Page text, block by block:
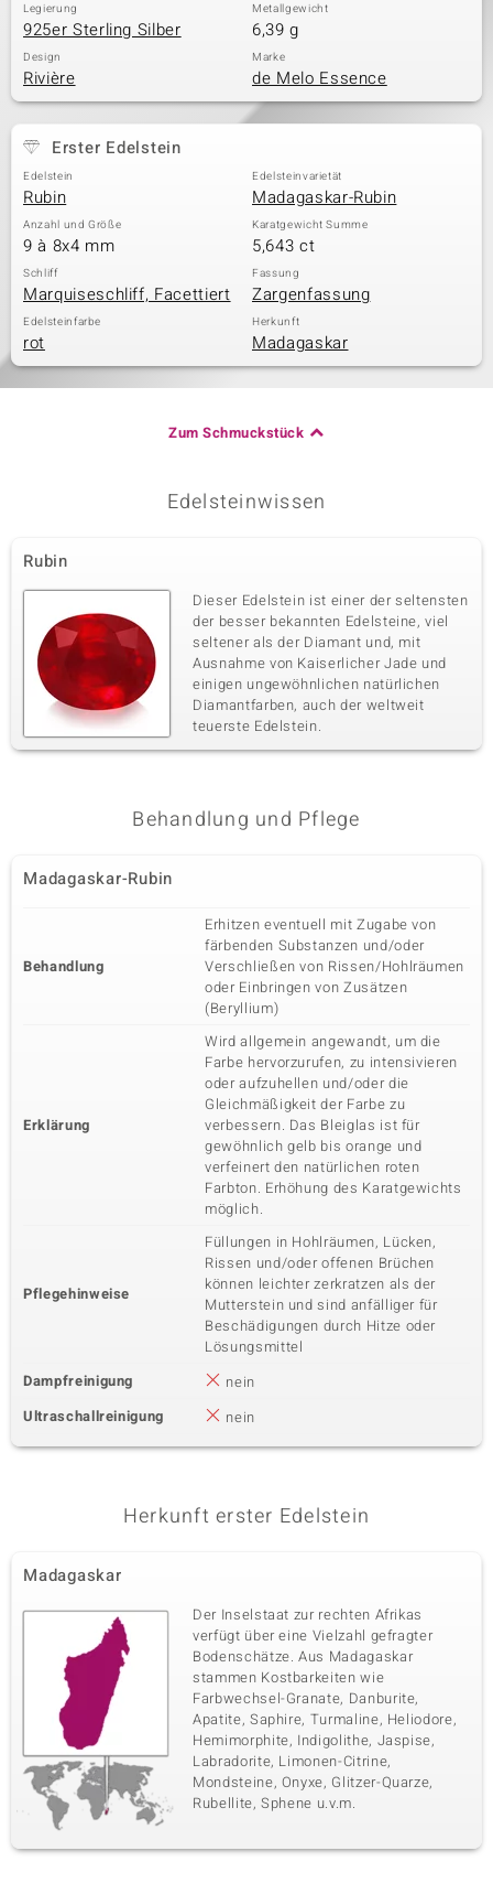
Legierung
925er Sterling Silber
Metallgewicht
6,39 g
Design
Rivière
Marke
de Melo Essence
Erster Edelstein
Edelstein
Rubin
Edelsteinvarietät
Madagaskar-Rubin
Anzahl und Größe
9 à 8x4 mm
Karatgewicht Summe
5,643 ct
Schliff
Marquiseschliff, Facettiert
Fassung
Zargenfassung
Edelsteinfarbe
rot
Herkunft
Madagaskar
Zum Schmuckstück
Edelsteinwissen
Rubin
Dieser Edelstein ist einer der seltensten
der besser bekannten Edelsteine, viel
seltener als der Diamant und, mit
Ausnahme von Kaiserlicher Jade und
einigen ungewöhnlichen natürlichen
Diamantfarben, auch der weltweit
teuerste Edelstein.
Behandlung und Pflege
Madagaskar-Rubin
Behandlung
Erhitzen eventuell mit Zugabe von
färbenden Substanzen und/oder
Verschließen von Rissen/Hohlräumen
oder Einbringen von Zusätzen
(Beryllium)
Erklärung
Wird allgemein angewandt, um die
Farbe hervorzurufen, zu intensivieren
oder aufzuhellen und/oder die
Gleichmäßigkeit der Farbe zu
verbessern. Das Bleiglas ist für
gewöhnlich gelb bis orange und
verfeinert den natürlichen roten
Farbton. Erhöhung des Karatgewichts
möglich.
Pflegehinweise
Füllungen in Hohlräumen, Lücken,
Rissen und/oder offenen Brüchen
können leichter zerkratzen als der
Mutterstein und sind anfälliger für
Beschädigungen durch Hitze oder
Lösungsmittel
Dampfreinigung
nein
Ultraschallreinigung
nein
Herkunft erster Edelstein
Madagaskar
Der Inselstaat zur rechten Afrikas
verfügt über eine Vielzahl gefragter
Bodenschätze. Aus Madagaskar
stammen Kostbarkeiten wie
Farbwechsel-Granate, Danburite,
Apatite, Saphire, Turmaline, Heliodore,
Hemimorphite, Indigolithe, Jaspise,
Labradorite, Limonen-Citrine,
Mondsteine, Onyxe, Glitzer-Quarze,
Rubellite, Sphene u.v.m.